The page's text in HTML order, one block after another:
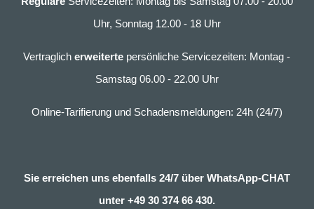
Uhr, Sonntag 12.00 - 18 Uhr
Vertraglicherweiterte persönliche Servicezeiten: Montag -
Samstag 06.00 - 22.00 Uhr
Online-Tarifierung und Schadensmeldungen: 24h (24/7)
Sie erreichen uns ebenfalls 24/7 über WhatsApp-CHAT
unter +49 30 374 66 430.